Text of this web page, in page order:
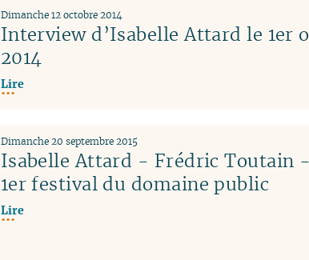
Interview d’Isabelle Attard le 1er
2014
Dimanche 12 octobre 2014
Lire
Isabelle Attard - Frédric Toutain -
1er festival du domaine public
Dimanche 20 septembre 2015
Lire